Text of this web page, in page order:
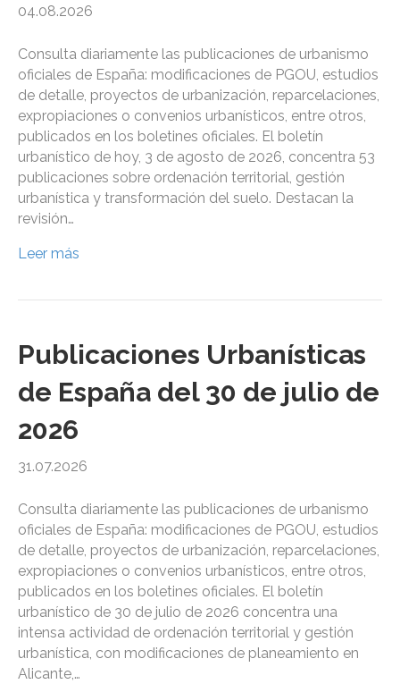
04.08.2026
Consulta diariamente las publicaciones de urbanismo
oficiales de España: modificaciones de PGOU, estudios
de detalle, proyectos de urbanización, reparcelaciones,
expropiaciones o convenios urbanísticos, entre otros,
publicados en los boletines oficiales. El boletín
urbanístico de hoy, 3 de agosto de 2026, concentra 53
publicaciones sobre ordenación territorial, gestión
urbanística y transformación del suelo. Destacan la
revisión…
Leer más
Publicaciones Urbanísticas
de España del 30 de julio de
2026
31.07.2026
Consulta diariamente las publicaciones de urbanismo
oficiales de España: modificaciones de PGOU, estudios
de detalle, proyectos de urbanización, reparcelaciones,
expropiaciones o convenios urbanísticos, entre otros,
publicados en los boletines oficiales. El boletín
urbanístico de 30 de julio de 2026 concentra una
intensa actividad de ordenación territorial y gestión
urbanística, con modificaciones de planeamiento en
Alicante,…